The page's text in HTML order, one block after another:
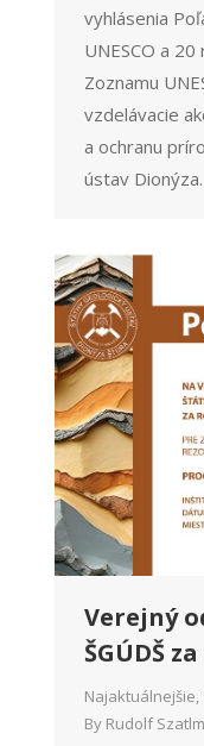
vyhlásenia
UNESCO a
Zoznamu
vzdelávacie
a ochranu
ústav
Verejný
ŠGÚDŠ
Najaktuálnejšie,
By Rudolf